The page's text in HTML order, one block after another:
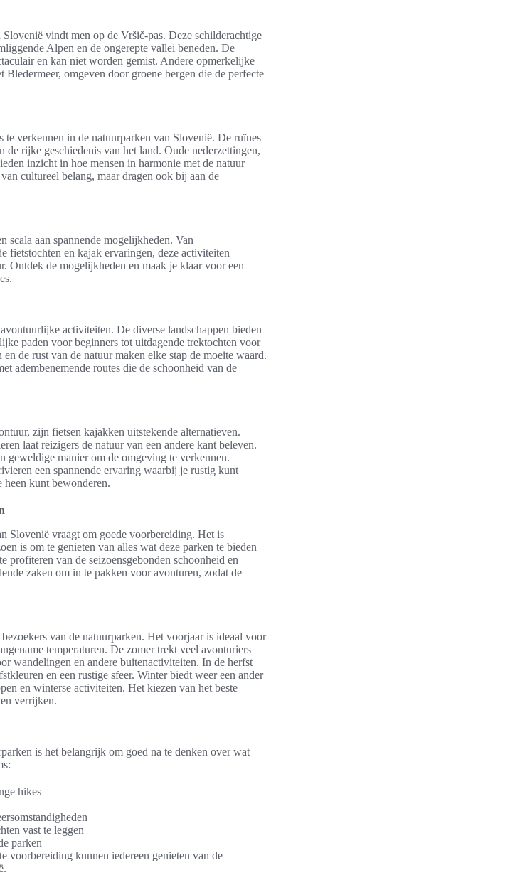
vindt men op de Vršič-pas. Deze schilderachtige
Alpen en de ongerepte vallei beneden. De
en kan niet worden gemist. Andere opmerkelijke
omgeven door groene bergen die de perfecte
te verkennen in de natuurparken van Slovenië. De ruïnes
de rijke geschiedenis van het land. Oude nederzettingen,
inzicht in hoe mensen in harmonie met de natuur
cultureel belang, maar dragen ook bij aan de
scala aan spannende mogelijkheden. Van
fietstochten en kajak ervaringen, deze activiteiten
Ontdek de mogelijkheden en maak je klaar voor een
activiteiten. De diverse landschappen bieden
paden voor beginners tot uitdagende trektochten voor
de rust van de natuur maken elke stap de moeite waard.
adembenemende routes die de schoonheid van de
zijn fietsen kajakken uitstekende alternatieven.
laat reizigers de natuur van een andere kant beleven.
geweldige manier om de omgeving te verkennen.
een spannende ervaring waarbij je rustig kunt
kunt bewonderen.
Slovenië vraagt om goede voorbereiding. Het is
is om te genieten van alles wat deze parken te bieden
van de seizoensgebonden schoonheid en
zaken om in te pakken voor avonturen, zodat de
van de natuurparken. Het voorjaar is ideaal voor
temperaturen. De zomer trekt veel avonturiers
wandelingen en andere buitenactiviteiten. In de herfst
en een rustige sfeer. Winter biedt weer een ander
en winterse activiteiten. Het kiezen van het beste
verrijken.
is het belangrijk om goed na te denken over wat
hikes
vast te leggen
parken
voorbereiding kunnen iedereen genieten van de